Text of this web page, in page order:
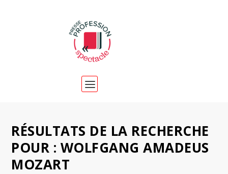
RÉSULTATS DE LA RECHERCHE
POUR : WOLFGANG AMADEUS
MOZART